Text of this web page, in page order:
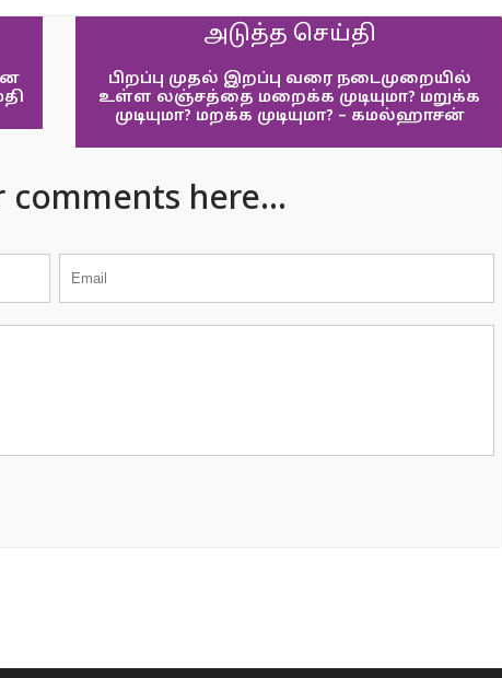
அடுத்த செய்தி
பிறப்பு முதல் இறப்பு வரை நடைமுறையில்
உள்ள லஞ்சத்தை மறைக்க முடியுமா? மறுக்க
முடியுமா? மறக்க முடியுமா? – கமல்ஹாசன்
comments here...